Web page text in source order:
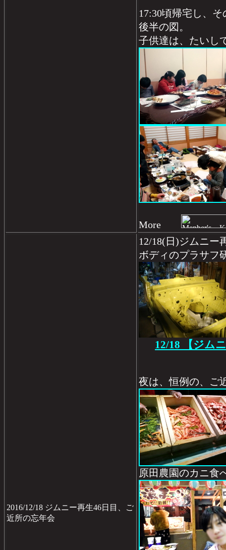
17:30頃帰宅し、
後半の図。
子供達は、たいし
More
2016/12/18 ジムニー再生46日目、ご
近所の忘年会
12/18(日)ジムニー
ボディのプラサフ
12/18 【ジム
夜は、恒例の、ご
原田農園のカニ食